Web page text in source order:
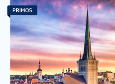
PRIMOS